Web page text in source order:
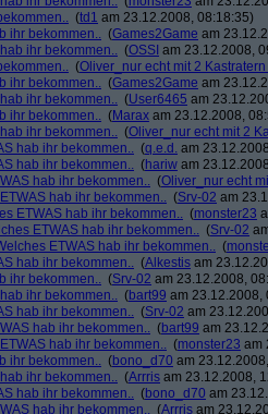
(td1 am 23.12.2008, 08:18:35)
ihr bekommen.. (Games2Game am
ihr bekommen.. (OSSI am 23.12.2008,
(Oliver_nur echt mit 2
ihr bekommen.. (Games2Game am
ihr bekommen.. (User6465 am
ihr bekommen.. (Marax am 23.12.2008,
ihr bekommen.. (Oliver_nur echt mit 2
hab ihr bekommen.. (q.e.d. am
hab ihr bekommen.. (hariw am
hab ihr bekommen.. (Oliver_nur echt
hab ihr bekommen.. (Srv-02 am
ETWAS hab ihr bekommen.. (monster23
ETWAS hab ihr bekommen.. (Srv-02
ETWAS hab ihr bekommen.. (
hab ihr bekommen.. (Alkestis am
ihr bekommen.. (Srv-02 am 23.12.2008,
ihr bekommen.. (bart99 am 23.12.2008,
hab ihr bekommen.. (Srv-02 am
hab ihr bekommen.. (bart99 am
hab ihr bekommen.. (monster23 am
ihr bekommen.. (bono_d70 am
ihr bekommen.. (Arrris am 23.12.2008,
hab ihr bekommen.. (bono_d70 am
hab ihr bekommen.. (Arrris am